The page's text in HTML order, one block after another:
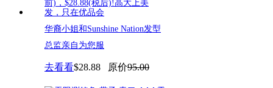
华裔小姐和Sunshine Nation发型
总监亲自为您服
去看看$28.88 原价95.00